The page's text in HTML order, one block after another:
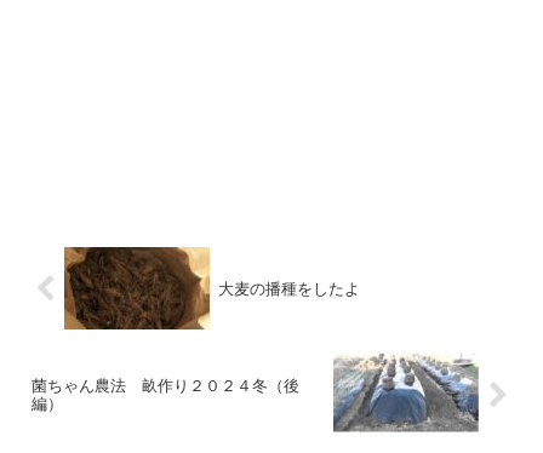
大麦の播種をしたよ
菌ちゃん農法 畝作り２０２４冬（後
編）